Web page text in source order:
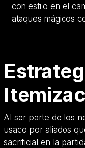
con estilo en el
ataques mágicos
Al ser parte de los
usado por aliados
sacrificial en la